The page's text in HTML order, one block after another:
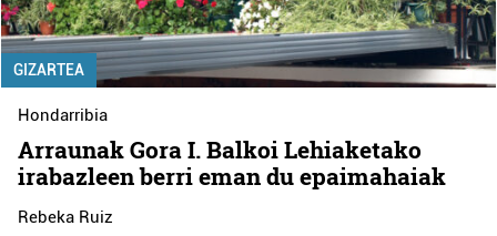
GIZARTEA
Hondarribia
Arraunak Gora I. Balkoi Lehiaketako
irabazleen berri eman du epaimahaiak
Rebeka Ruiz